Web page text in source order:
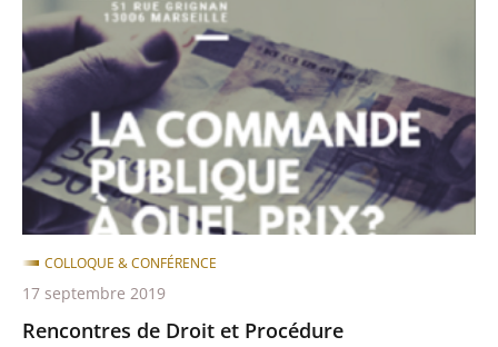
et
Procédure
Administrative
Marseille
Rencontres de Droit et Procédure
COLLOQUE & CONFÉRENCE
17 septembre 2019